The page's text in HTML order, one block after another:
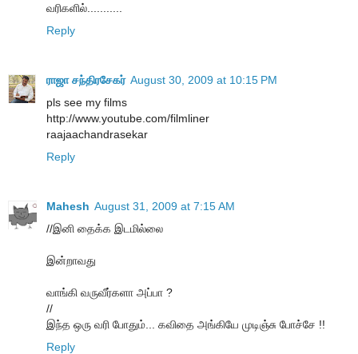
வரிகளில்...........
Reply
ராஜா சந்திரசேகர் August 30, 2009 at 10:15 PM
pls see my films
http://www.youtube.com/filmliner
raajaachandrasekar
Reply
Mahesh August 31, 2009 at 7:15 AM
//இனி தைக்க இடமில்லை
இன்றாவது
வாங்கி வருவீர்களா அப்பா ?
//
இந்த ஒரு வரி போதும்... கவிதை அங்கியே முடிஞ்சு போச்சே !!
Reply